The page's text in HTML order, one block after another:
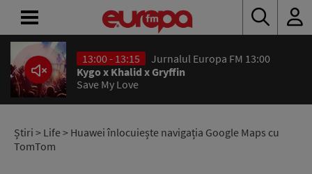
13:00 - 13:15
Jurnalul Europa FM 13:00
Kygo x Khalid x Gryffin
Save My Love
Știri > Life> Huawei înlocuiește navigația Google Maps cu
TomTom
ACASĂ
ȘTIRI
RADIO